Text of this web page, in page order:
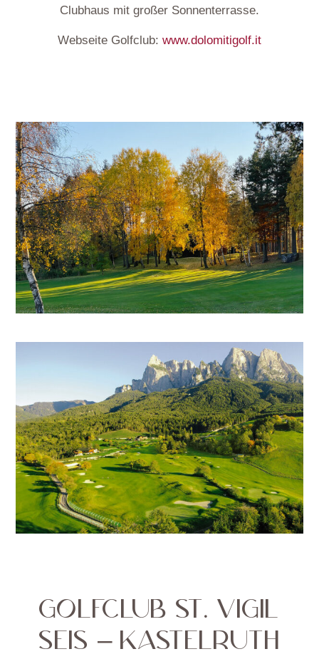
Clubhaus mit großer Sonnenterrasse.
Webseite Golfclub: www.dolomitigolf.it
GOLFCLUB ST. VIGIL
SEIS – KASTELRUTH